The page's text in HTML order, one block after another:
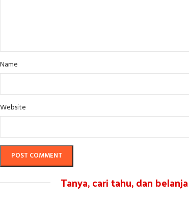
Name
Website
Tanya, cari tahu, dan